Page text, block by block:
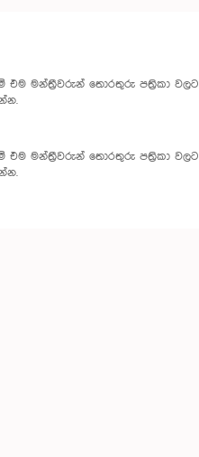
එම මන්ත්‍රීවරුන් තොරතුරු පත්‍රිකා වලට
එම මන්ත්‍රීවරුන් තොරතුරු පත්‍රිකා වලට